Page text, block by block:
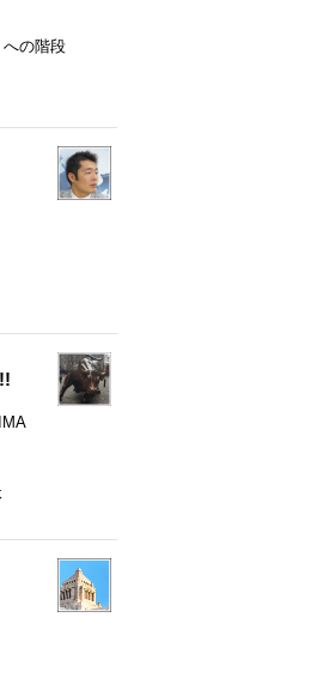
の階段